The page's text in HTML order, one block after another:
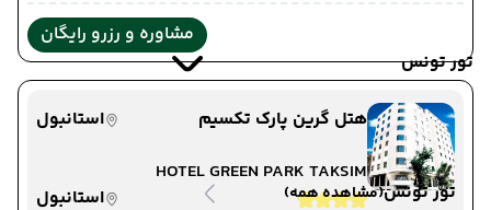
تور تونس
تور تونس(مشاهده همه)
مشاوره و رزرو رایگان
هتل گرین پارک تکسیم
استانبول
HOTEL GREEN PARK TAKSIM
استانبول